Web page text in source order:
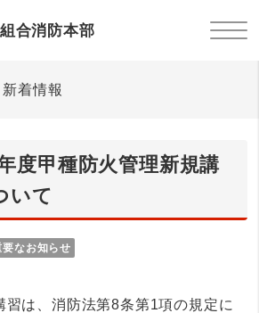
合消防本部
新着情報
度甲種防火管理新規講
いて
要なお知らせ
習は、消防法第8条第1項の規定に